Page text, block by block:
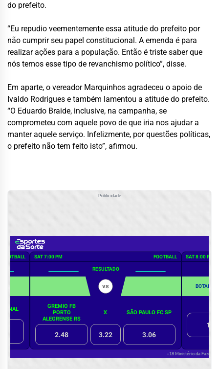
do prefeito.
“Eu repudio veementemente essa atitude do prefeito por
não cumprir seu papel constitucional. A emenda é para
realizar ações para a população. Então é triste saber que
nós temos esse tipo de revanchismo político”, disse.
Em aparte, o vereador Marquinhos agradeceu o apoio de
Ivaldo Rodrigues e também lamentou a atitude do prefeito.
“O Eduardo Braide, inclusive, na campanha, se
comprometeu com aquele povo de que iria nos ajudar a
manter aquele serviço. Infelizmente, por questões políticas,
o prefeito não tem feito isto”, afirmou.
Publicidade